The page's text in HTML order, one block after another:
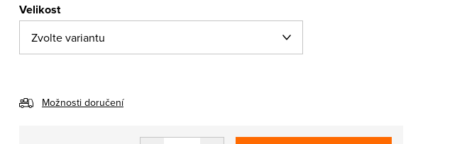
Velikost
Možnosti doručení